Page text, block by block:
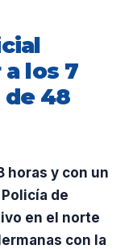
los 7
de 48
horas y con un
de
en el norte
con la